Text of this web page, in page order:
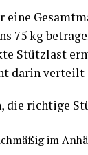
eine
75 kg
Stützlast
darin
die richtige
im